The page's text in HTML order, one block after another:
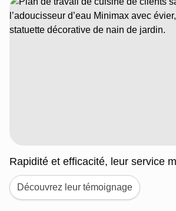
Rapidité et efficacité, leur service
Découvrez leur témoignage